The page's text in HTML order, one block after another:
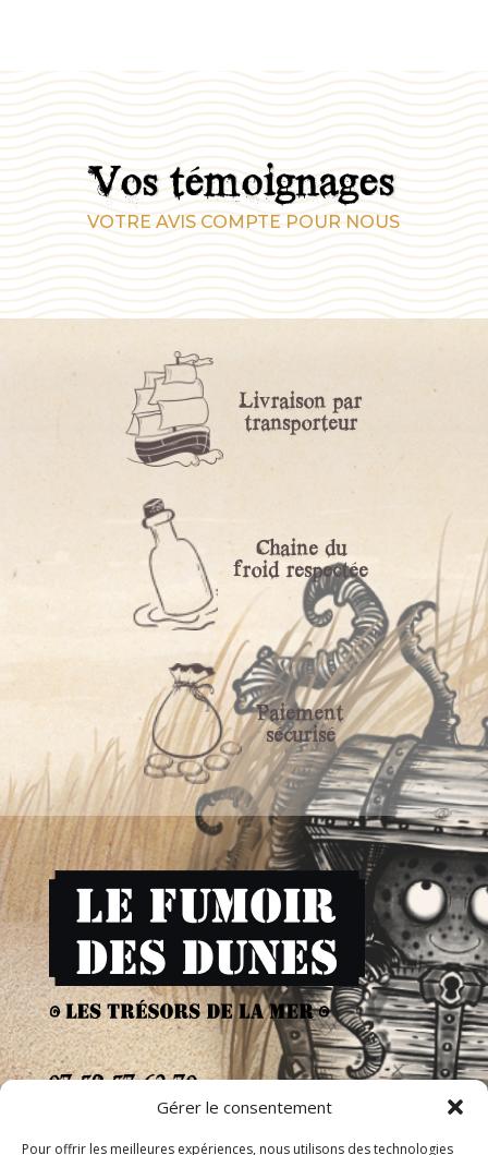
Gérer le consentement
Pour offrir les meilleures expériences, nous utilisons des technologies
Vos témoignages
VOTRE AVIS COMPTE POUR NOUS
Livraison par
transporteur
Chaine du
froid respectée
Paiement
sécurisé
07 59 57 63 70
29233 Cléder